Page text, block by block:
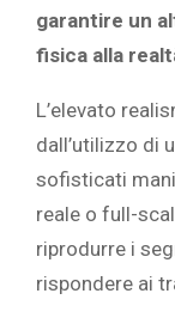
garantire un
fisica alla
L’elevato
dall’utilizzo di
sofisticati
reale o full-
riprodurre i
rispondere ai